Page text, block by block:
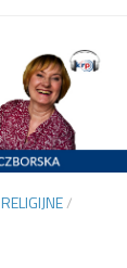
RELIGIJNE/